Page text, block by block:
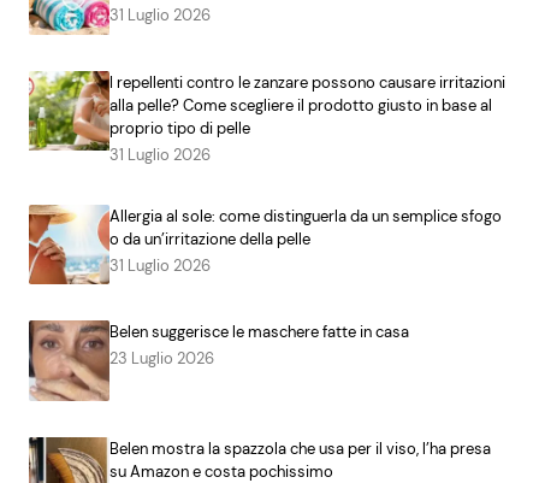
31 Luglio 2026
I repellenti contro le zanzare possono causare irritazioni
alla pelle? Come scegliere il prodotto giusto in base al
proprio tipo di pelle
31 Luglio 2026
Allergia al sole: come distinguerla da un semplice sfogo
o da un’irritazione della pelle
31 Luglio 2026
Belen suggerisce le maschere fatte in casa
23 Luglio 2026
Belen mostra la spazzola che usa per il viso, l’ha presa
su Amazon e costa pochissimo